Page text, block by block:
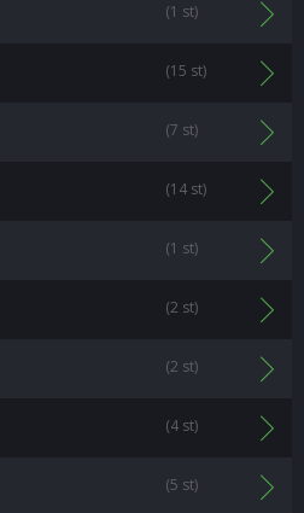
(1 st)
(15 st)
(7 st)
(14 st)
(1 st)
(2 st)
(2 st)
(4 st)
(5 st)